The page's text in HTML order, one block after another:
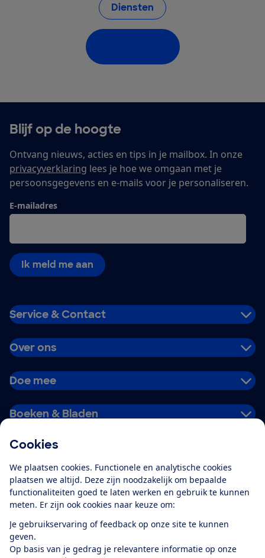
Cookies
We plaatsen cookies. Functionele en analytische cookies
plaatsen we altijd. Deze zijn noodzakelijk om bepaalde
functionaliteiten goed te laten werken en gebruik te kunnen
meten. Er zijn ook cookies naar keuze om:
Je gebruikservaring of feedback op onze site te kunnen
geven.
Op basis van je gedrag je relevantere informatie op onze
Diensten
Blijf op de hoogte
Ontvang nieuws, acties en tips in je mailbox. In onze
privacyverklaring lees je hoe we omgaan met je
persoonsgegevens en e-mails voor je personaliseren.
E-mailadres
Ik meld me aan
Service & Contact
Over ons
Doe mee
Boeken & Bladen
Alles over de
app